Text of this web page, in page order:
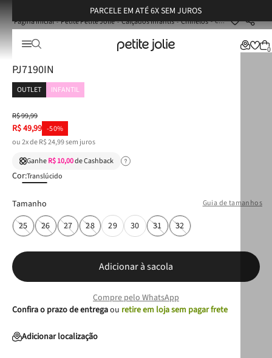
PARCELE EM ATÉ 6X SEM JUROS
0
Petite Petite Jolie Calçados Infantis Chinelos Chinelo Infantil Petite Jolie Lucky IN Translucido PJ7190IN
☆☆
Chinelo Infantil Petite Jolie Lucky IN Translucido
PJ7190IN
OUTLET INFANTIL
R$99,99
R$49,99 -50%
ou2x deR$24,99sem juros
GanheR$ 10,00de Cashback
Cor:Translúcido
Guia de tamanhos
Tamanho
25
26 27 28 29 30 31 32
Adicionar à sacola
Compre pelo WhatsApp
Confira o prazo de entregaou retire em loja sem pagar frete
Adicionar localização